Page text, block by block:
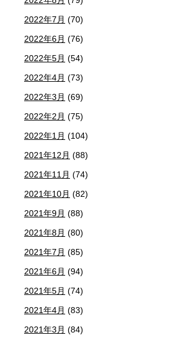
2022年7月 (70)
2022年6月 (76)
2022年5月 (54)
2022年4月 (73)
2022年3月 (69)
2022年2月 (75)
2022年1月 (104)
2021年12月 (88)
2021年11月 (74)
2021年10月 (82)
2021年9月 (88)
2021年8月 (80)
2021年7月 (85)
2021年6月 (94)
2021年5月 (74)
2021年4月 (83)
2021年3月 (84)